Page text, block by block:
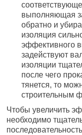
выполняющая
обратно и
изоляция
эффективного
задействуют
изоляции
после чего
тянется, то
строительным
Чтобы увеличить
необходимо